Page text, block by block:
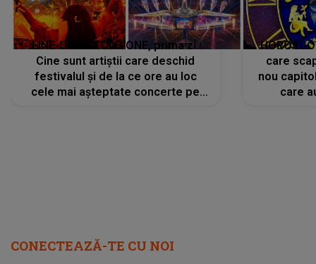
LINE-UP UNTOLD ONE, prima zi.
Cine sunt artiștii care deschid
festivalul și de la ce ore au loc
cele mai așteptate concerte pe
care
nou
care
CONECTEAZĂ-TE CU NOI